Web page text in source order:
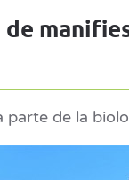
parte de la